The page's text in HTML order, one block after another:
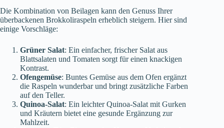
Die Kombination von Beilagen kann den Genuss Ihrer
überbackenen Brokkoliraspeln erheblich steigern. Hier sind
einige Vorschläge:
Grüner Salat: Ein einfacher, frischer Salat aus
Blattsalaten und Tomaten sorgt für einen knackigen
Kontrast.
Ofengemüse: Buntes Gemüse aus dem Ofen ergänzt
die Raspeln wunderbar und bringt zusätzliche Farben
auf den Teller.
Quinoa-Salat: Ein leichter Quinoa-Salat mit Gurken
und Kräutern bietet eine gesunde Ergänzung zur
Mahlzeit.